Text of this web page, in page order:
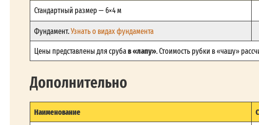
Стандартный размер — 6×4 м
Фундамент.Узнать о видах фундамента
Цены представлены для срубав «лапу». Стоимость рубки в «чашу»
Дополнительно
Наименование